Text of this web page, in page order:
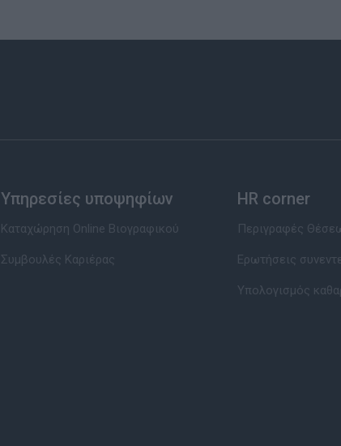
Υπηρεσίες υποψηφίων
Καταχώρηση Online Βιογραφικού
Συμβουλές Καριέρας
HR corner
Περιγραφές
Ερωτήσεις
Υπολογισμός